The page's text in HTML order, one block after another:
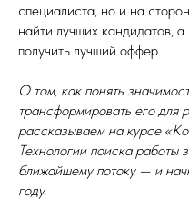
специалиста, но и на
найти лучших кандидатов,
получить лучший оффер.
О том, как понять
трансформировать его для
рассказываем на курсе
Технологии поиска работы
ближайшему потоку — и
году.